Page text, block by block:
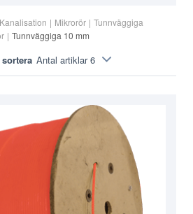
Kanalisation | Mikrorör | Tunnväggiga
| Tunnväggiga 10 mm
Antal artiklar 6